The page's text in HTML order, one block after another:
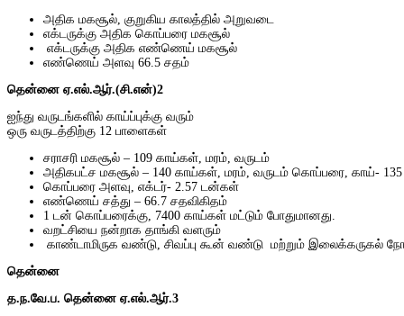
அதிக மகசூல், குறுகிய காலத்தில் அறுவடை
எக்டருக்கு அதிக கொப்பரை மகசூல்
எக்டருக்கு அதிக எண்ணெய் மகசூல்
எண்ணெய் அளவு 66.5 சதம்
தென்னை ஏ.எல்.ஆர்.(சி.என்)2
ஐந்து வருடங்களில் காய்ப்புக்கு வரும்
ஒரு வருடத்திற்கு 12 பாளைகள்
சராசரி மகசூல் – 109 காய்கள், மரம், வருடம்
அதிகபட்ச மகசூல் – 140 காய்கள், மரம், வருடம் கொப்பரை, காய்- 135
கொப்பரை அளவு, எக்டர்- 2.57 டன்கள்
எண்ணெய் சத்து – 66.7 சதவிகிதம்
1 டன் கொப்பரைக்கு, 7400 காய்கள் மட்டும் போதுமானது.
வறட்சியை நன்றாக தாங்கி வளரும்
காண்டாமிருக வண்டு, சிவப்பு கூன் வண்டு மற்றும் இலைக்கருகல்
தென்னை
த.ந.வே.ப. தென்னை ஏ.எல்.ஆர்.3